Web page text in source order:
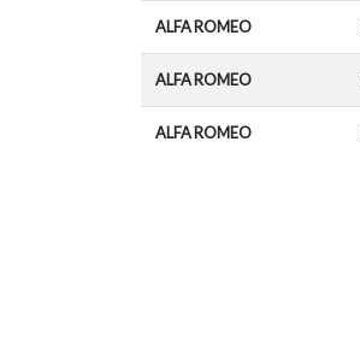
ALFA ROMEO
ALFA ROMEO
ALFA ROMEO